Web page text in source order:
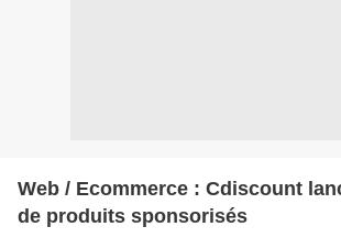
Web / Ecommerce : Cdiscount
de produits sponsorisés